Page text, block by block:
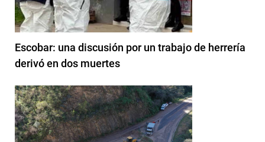
Escobar: una discusión por un trabajo de herrería
derivó en dos muertes